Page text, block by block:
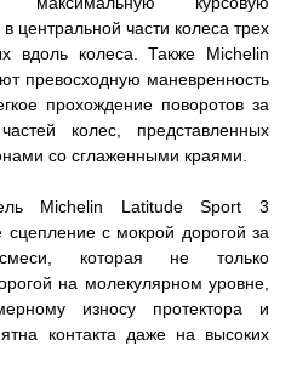
центральной части колеса трех
вдоль колеса. Также Michelin
превосходную маневренность
прохождение поворотов за
колес, представленных
со сглаженными краями.
Michelin Latitude Sport 3
сцепление с мокрой дорогой за
которая не только
на молекулярном уровне,
износу протектора и
контакта даже на высоких